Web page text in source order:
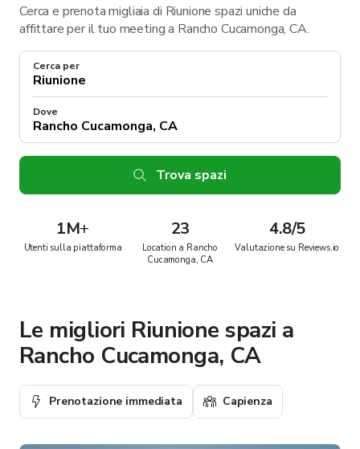
Cerca e prenota migliaia di Riunione spazi uniche da
affittare per il tuo meeting a Rancho Cucamonga, CA.
Cerca per
Dove
Trova spazi
1M+
Utenti sulla piattaforma
23
Location a Rancho
Cucamonga, CA
4.8/5
Valutazione su Reviews.io
Le migliori Riunione spazi a
Rancho Cucamonga, CA
Prenotazione immediata Capienza